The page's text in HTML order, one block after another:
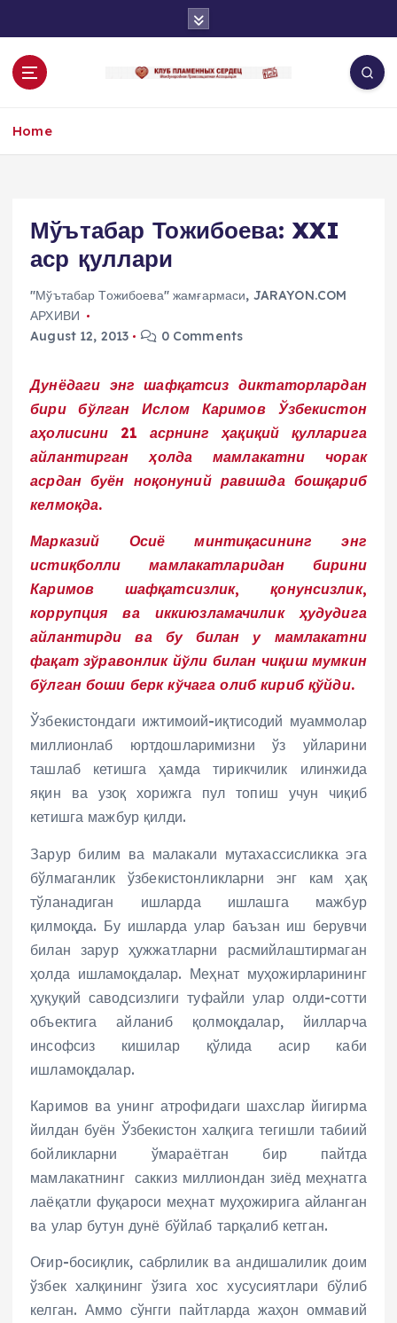
o
Home
Мўътабар Тожибоева: XXI
аср қуллари
"Мўътабар Тожибоева" жамғармаси, JARAYON.COM
АРХИВИ
August 12, 2013
0 Comments
Дунёдаги энг шафқатсиз диктаторлардан
бири бўлган Ислом Каримов Ўзбекистон
аҳолисини 21 асрнинг ҳақиқий қулларига
айлантирган ҳолда мамлакатни чорак
асрдан буён ноқонуний равишда бошқариб
келмоқда.
Марказий Осиё минтиқасининг энг
истиқболли мамлакатларидан бирини
Каримов шафқатсизлик, қонунсизлик,
коррупция ва иккиюзламачилик ҳудудига
айлантирди ва бу билан у мамлакатни
фақат зўравонлик йўли билан чиқиш мумкин
бўлган боши берк кўчага олиб кириб қўйди.
Ўзбекистондаги ижтимоий-иқтисодий муаммолар
миллионлаб юртдошларимизни ўз уйларини
ташлаб кетишга ҳамда тирикчилик илинжида
яқин ва узоқ хорижга пул топиш учун чиқиб
кетишга мажбур қилди.
Зарур билим ва малакали мутахассисликка эга
бўлмаганлик ўзбекистонликларни энг кам ҳақ
тўланадиган ишларда ишлашга мажбур
қилмоқда. Бу ишларда улар баъзан иш берувчи
билан зарур ҳужжатларни расмийлаштирмаган
ҳолда ишламоқдалар. Меҳнат муҳожирларининг
ҳуқуқий саводсизлиги туфайли улар олди-сотти
объектига айланиб қолмоқдалар, йилларча
инсофсиз кишилар қўлида асир каби
ишламоқдалар.
Каримов ва унинг атрофидаги шахслар йигирма
йилдан буён Ўзбекистон халқига тегишли табиий
бойликларни ўмараётган бир пайтда
мамлакатнинг саккиз миллиондан зиёд меҳнатга
лаёқатли фуқароси меҳнат муҳожирига айланган
ва улар бутун дунё бўйлаб тарқалиб кетган.
Оғир-босиқлик, сабрлилик ва андишалилик доим
ўзбек халқининг ўзига хос хусусиятлари бўлиб
келган. Аммо сўнгги пайтларда жаҳон оммавий